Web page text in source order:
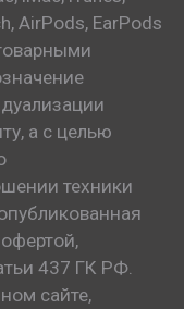
AirPods, EarPods
а с целью
техники
437 ГК РФ.
сайте,